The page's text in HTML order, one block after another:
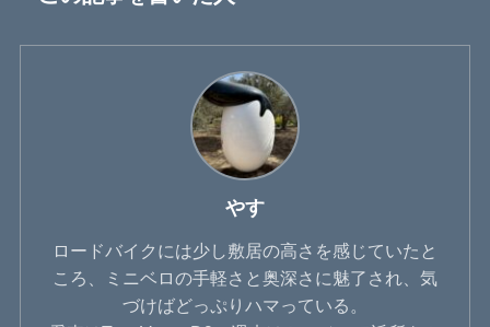
やす
ロードバイクには少し敷居の高さを感じていたと
ころ、ミニベロの手軽さと奥深さに魅了され、気
づけばどっぷりハマっている。